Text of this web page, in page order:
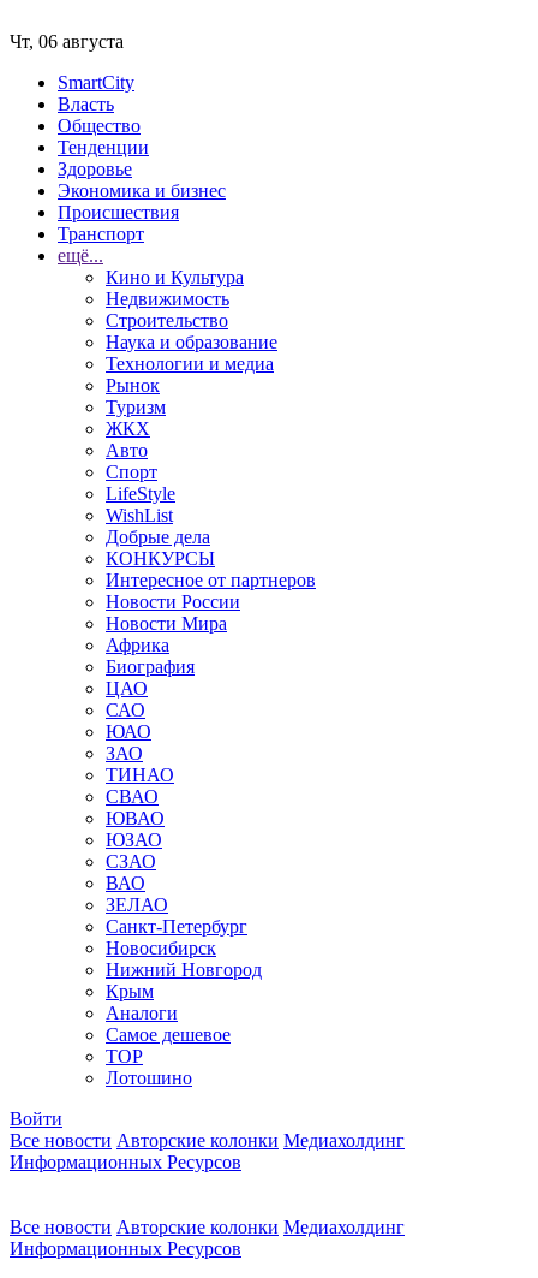
Чт, 06 августа
SmartCity
Власть
Общество
Тенденции
Здоровье
Экономика и бизнес
Происшествия
Транспорт
ещё...
Кино и Культура
Недвижимость
Строительство
Наука и образование
Технологии и медиа
Рынок
Туризм
ЖКХ
Авто
Спорт
LifeStyle
WishList
Добрые дела
КОНКУРСЫ
Интересное от партнеров
Новости России
Новости Мира
Африка
Биография
ЦАО
САО
ЮАО
ЗАО
ТИНАО
СВАО
ЮВАО
ЮЗАО
СЗАО
ВАО
ЗЕЛАО
Санкт-Петербург
Новосибирск
Нижний Новгород
Крым
Аналоги
Самое дешевое
TOP
Лотошино
Войти
Все новости Авторские колонки Медиахолдинг
Информационных Ресурсов
Все новости Авторские колонки Медиахолдинг
Информационных Ресурсов